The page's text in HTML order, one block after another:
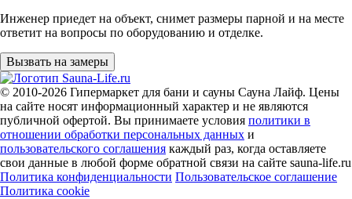
Инженер приедет на объект, снимет размеры парной и на месте
ответит на вопросы по оборудованию и отделке.
Вызвать на замеры
© 2010-2026 Гипермаркет для бани и сауны Сауна Лайф. Цены
на сайте носят информационный характер и не являются
публичной офертой. Вы принимаете условия политики в
отношении обработки персональных данных и
пользовательского соглашения каждый раз, когда оставляете
свои данные в любой форме обратной связи на сайте sauna-life.ru
Политика конфиденциальности Пользовательское соглашение
Политика cookie